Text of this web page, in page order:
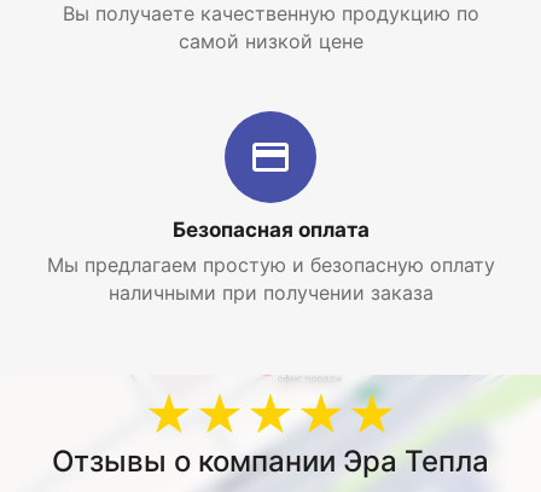
Вы получаете качественную продукцию по
самой низкой цене
Безопасная оплата
Мы предлагаем простую и безопасную оплату
наличными при получении заказа
★★★★★
Отзывы о компании Эра Тепла